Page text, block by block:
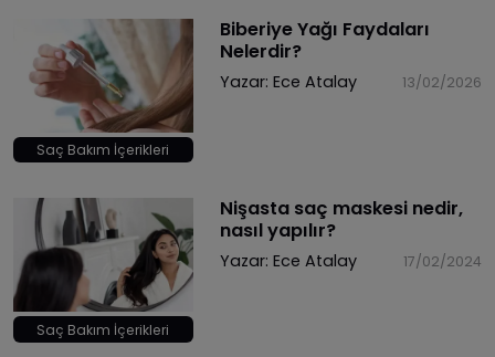
Saç Bakım İçerikleri
Biberiye Yağı Faydaları
Nelerdir?
Yazar: Ece Atalay 13/02/2026
Saç Bakım İçerikleri
Nişasta saç maskesi nedir,
nasıl yapılır?
Yazar: Ece Atalay 17/02/2024